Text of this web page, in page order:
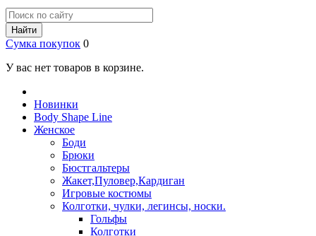
Найти
Сумка покупок 0
У вас нет товаров в корзине.
Новинки
Body Shape Line
Женское
Боди
Брюки
Бюстгальтеры
Жакет,Пуловер,Кардиган
Игровые костюмы
Колготки, чулки, легинсы, носки.
Гольфы
Колготки